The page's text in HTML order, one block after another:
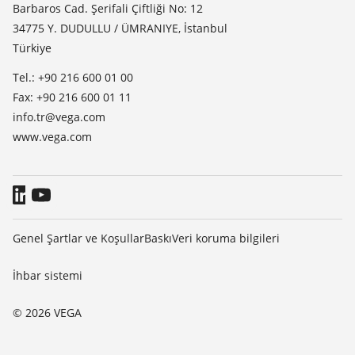
Basin
Blog
Barbaros Cad. Şerifali Çiftliği No: 12
34775 Y. DUDULLU / ÜMRANIYE, İstanbul
Türkiye
Tel.: +90 216 600 01 00
Fax: +90 216 600 01 11
info.tr@vega.com
www.vega.com
© 2026 VEGA
Genel Şartlar ve KoşullarBaskıVeri koruma bilgileri
İhbar sistemi